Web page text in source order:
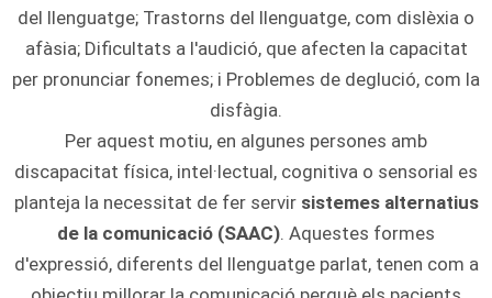
del llenguatge; Trastorns del llenguatge, com dislèxia o
afàsia; Dificultats a l'audició, que afecten la capacitat
per pronunciar fonemes; i Problemes de deglució, com la
disfàgia.
Per aquest motiu, en algunes persones amb
discapacitat física, intel·lectual, cognitiva o sensorial es
planteja la necessitat de fer servir sistemes alternatius
de la comunicació (SAAC). Aquestes formes
d'expressió, diferents del llenguatge parlat, tenen com a